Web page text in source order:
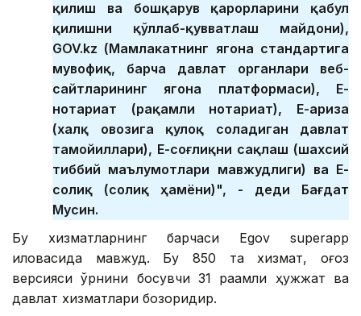
қилиш ва бошқарув қарорларини қабул
қилишни қўллаб-қувватлаш майдони),
GOV.kz (Мамлакатнинг ягона стандартига
мувофиқ, барча давлат органлари веб-
сайтларининг ягона платформаси), Е-
нотариат (рақамли нотариат), Е-ариза
(халқ овозига қулоқ соладиган давлат
тамойиллари), Е-соғлиқни сақлаш (шахсий
тиббий маълумотлари мавжудлиги) ва Е-
солиқ (солиқ ҳамёни)", - деди Бағдат
Мусин.
Бу хизматларнинг барчаси Egov superapp
иловасида мавжуд. Бу 850 та хизмат, қоғоз
версияси ўрнини босувчи 31 рақамли ҳужжат ва
давлат хизматлари бозоридир.